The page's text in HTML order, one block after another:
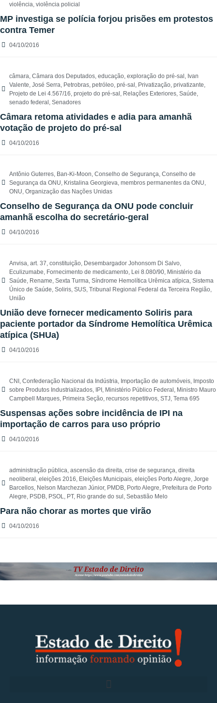
violência, violência policial
MP investiga se polícia forjou prisões em protestos
contra Temer
04/10/2016
câmara, Câmara dos Deputados, educação, exploração do pré-sal , Ivan
Valente, José Serra, Petrobras, petróleo, pré-sal , Privatização, privatizante,
Projeto de Lei 4.567/16, projeto do pré-sal , Relações Exteriores, Saúde,
senado federal , Senadores
Câmara retoma atividades e adia para amanhã
votação de projeto do pré-sal
04/10/2016
Antônio Guterres, Ban-Ki-Moon, Conselho de Segurança, Conselho de
Segurança da ONU, Kristalina Georgieva, membros permanentes da ONU,
ONU, Organização das Nações Unidas
Conselho de Segurança da ONU pode concluir
amanhã escolha do secretário-geral
04/10/2016
Anvisa, art. 37, constituição, Desembargador Johonsom Di Salvo,
Eculizumabe, Fornecimento de medicamento, Lei 8.080/90, Ministério da
Saúde, Rename, Sexta Turma, Síndrome Hemolítica Urêmica atípica, Sistema
Único de Saúde, Soliris, SUS, Tribunal Regional Federal da Terceira Região,
União
União deve fornecer medicamento Soliris para
paciente portador da Síndrome Hemolítica Urêmica
atípica (SHUa)
04/10/2016
CNI , Confederação Nacional da Indústria, Importação de automóveis, Imposto
sobre Produtos Industrializados, IPI , Ministério Público Federal , Ministro Mauro
Campbell Marques, Primeira Seção, recursos repetitivos, STJ, Tema 695
Suspensas ações sobre incidência de IPI na
importação de carros para uso próprio
04/10/2016
administração pública, ascensão da direita, crise de segurança, direita
neoliberal , eleições 2016, Eleições Municipais, eleições Porto Alegre, Jorge
Barcellos, Nelson Marchezan Júnior, PMDB, Porto Alegre, Prefeitura de Porto
Alegre, PSDB, PSOL, PT, Rio grande do sul , Sebastião Melo
Para não chorar as mortes que virão
04/10/2016